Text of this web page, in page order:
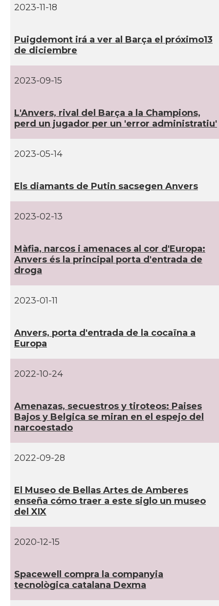
2023-11-18
Puigdemont irá a ver al Barça el próximo13
de diciembre
2023-09-15
L'Anvers, rival del Barça a la Champions,
perd un jugador per un 'error administratiu'
2023-05-14
Els diamants de Putin sacsegen Anvers
2023-02-13
Màfia, narcos i amenaces al cor d'Europa:
Anvers és la principal porta d'entrada de
droga
2023-01-11
Anvers, porta d'entrada de la cocaïna a
Europa
2022-10-24
Amenazas, secuestros y tiroteos: Paises
Bajos y Belgica se miran en el espejo del
narcoestado
2022-09-28
El Museo de Bellas Artes de Amberes
enseña cómo traer a este siglo un museo
del XIX
2020-12-15
Spacewell compra la companyia
tecnològica catalana Dexma